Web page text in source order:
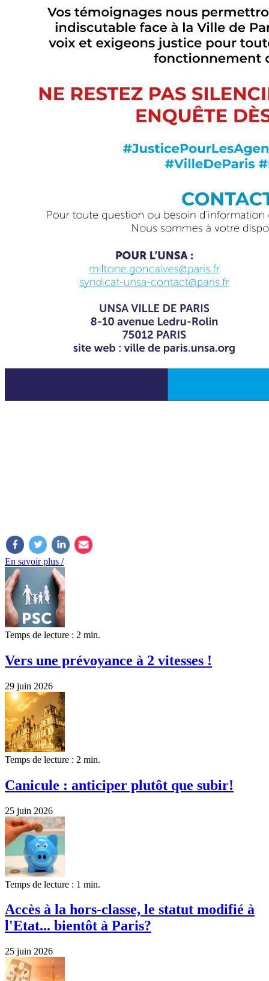
En savoir plus /
Temps de lecture : 2 min.
Vers une prévoyance à 2 vitesses !
29 juin 2026
Temps de lecture : 2 min.
Canicule : anticiper plutôt que subir!
25 juin 2026
Temps de lecture : 1 min.
Accès à la hors-classe, le statut modifié à
l'Etat... bientôt à Paris?
25 juin 2026